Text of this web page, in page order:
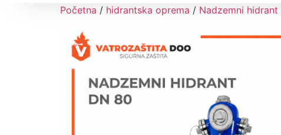
Početna / hidrantska oprema / Nadzemni hidrant